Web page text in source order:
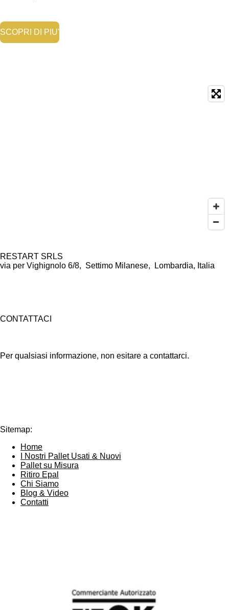
SCOPRI DI PIU'
RESTART SRLS
via per Vighignolo 6/8, Settimo Milanese, Lombardia, Italia
CONTATTACI
Per qualsiasi informazione, non esitare a contattarci.
t
A
p
p
k
d
I
n
Sitemap:
Home
I Nostri Pallet Usati & Nuovi
Pallet su Misura
Ritiro Epal
Chi Siamo
Blog & Video
Contatti